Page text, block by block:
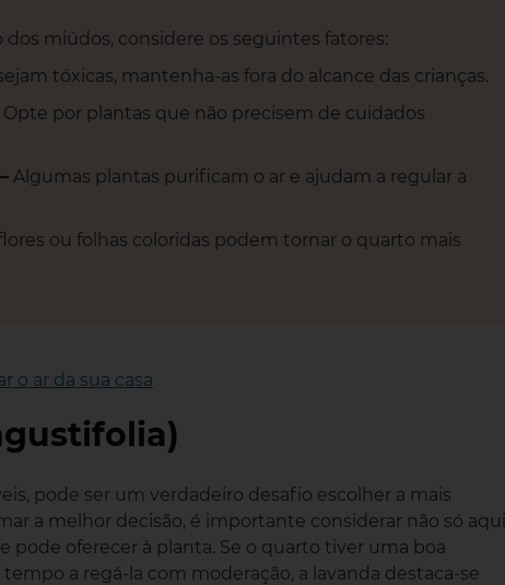
miúdos, considere os seguintes fatores:
tóxicas, mantenha-as fora do alcance das crianças.
Opte por plantas que não precisem de cuidados
Algumas plantas purificam o ar e ajudam a regular a
ou folhas coloridas podem tornar o quarto mais
o ar da sua casa
pode ser um verdadeiro desafio escolher a mais
a melhor decisão, é importante considerar não só
oferecer à planta. Se o quarto tiver uma boa
a regá-la com moderação, a lavanda destaca-se